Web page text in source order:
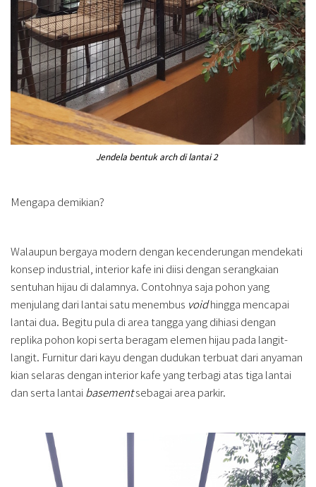
Jendela bentuk arch di lantai 2
Mengapa demikian?
Walaupun bergaya modern dengan kecenderungan mendekati
konsep industrial, interior kafe ini diisi dengan serangkaian
sentuhan hijau di dalamnya. Contohnya saja pohon yang
menjulang dari lantai satu menembus voidhingga mencapai
lantai dua. Begitu pula di area tangga yang dihiasi dengan
replika pohon kopi serta beragam elemen hijau pada langit-
langit. Furnitur dari kayu dengan dudukan terbuat dari anyaman
kian selaras dengan interior kafe yang terbagi atas tiga lantai
dan serta lantai basementsebagai area parkir.